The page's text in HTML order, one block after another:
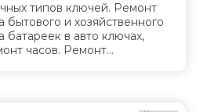
типов ключей. Ремонт
бытового и хозяйственного
батареек в авто ключах,
часов. Ремонт...